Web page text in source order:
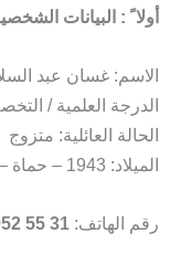
أولا ً : البيانات
الاسم: غسان عبد
الدرجة العلمية /
الحالة العائلية: متزوج
الميلاد: 1943 – حماة – سوريا
رقم الهاتف: 31 55 952 0538 9+